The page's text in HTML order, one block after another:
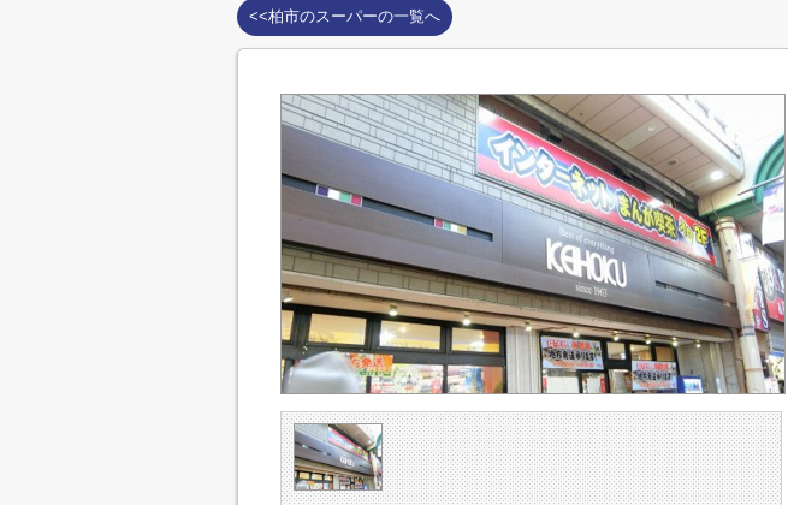
<<柏市のスーパーの一覧へ